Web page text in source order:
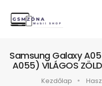
Samsung Galaxy
A055) VILÁGOS
Kezdőlap